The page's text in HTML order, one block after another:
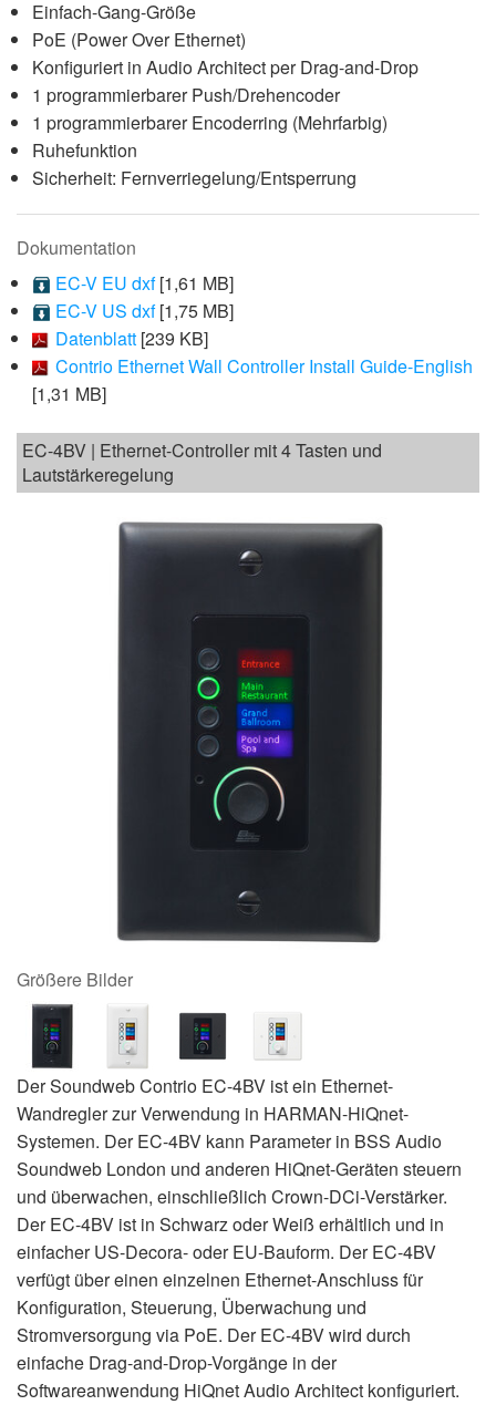
Einfach-Gang-Größe
PoE (Power Over Ethernet)
Konfiguriert in Audio Architect per Drag-and-Drop
1 programmierbarer Push/Drehencoder
1 programmierbarer Encoderring (Mehrfarbig)
Ruhefunktion
Sicherheit: Fernverriegelung/Entsperrung
Dokumentation
EC-V EU dxf[1,61 MB]
EC-V US dxf[1,75 MB]
Datenblatt [239 KB]
Contrio Ethernet Wall Controller Install Guide-English
[1,31 MB]
EC-4BV | Ethernet-Controller mit 4 Tasten und
Lautstärkeregelung
Größere Bilder
Der Soundweb Contrio EC-4BV ist ein Ethernet-
Wandregler zur Verwendung in HARMAN-HiQnet-
Systemen. Der EC-4BV kann Parameter in BSS Audio
Soundweb London und anderen HiQnet-Geräten steuern
und überwachen, einschließlich Crown-DCi-Verstärker.
Der EC-4BV ist in Schwarz oder Weiß erhältlich und in
einfacher US-Decora- oder EU-Bauform. Der EC-4BV
verfügt über einen einzelnen Ethernet-Anschluss für
Konfiguration, Steuerung, Überwachung und
Stromversorgung via PoE. Der EC-4BV wird durch
einfache Drag-and-Drop-Vorgänge in der
Softwareanwendung HiQnet Audio Architect konfiguriert.